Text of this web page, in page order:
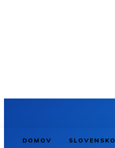
DOMOV SLOVENSKO